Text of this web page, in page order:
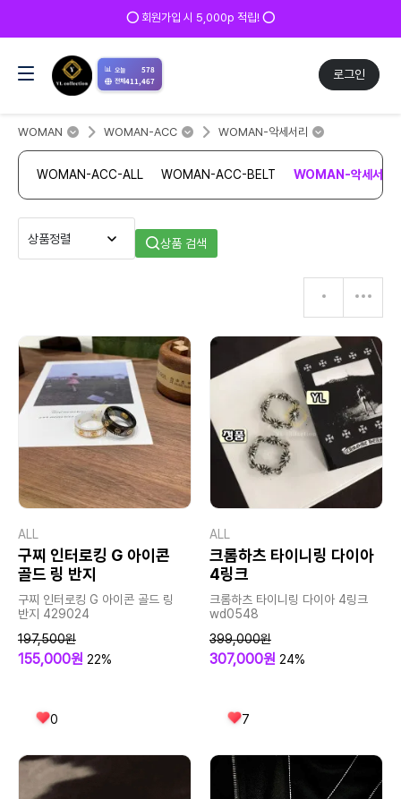
⭕ 회원가입 시 5,000p 적립! ⭕
로그인
📊 오늘 578
전체411,467
WOMAN WOMAN-ACC WOMAN-악세서리
WOMAN-ACC-ALL WOMAN-ACC-BELT WOMAN-악세서리
상품 검색
ALL
구찌 인터로킹 G 아이콘
골드 링 반지
구찌 인터로킹 G 아이콘 골드 링
반지 429024
197,500원
155,000원 22%
0
ALL
크롬하츠 타이니링 다이아
4링크
크롬하츠 타이니링 다이아 4링크
wd0548
399,000원
307,000원 24%
7